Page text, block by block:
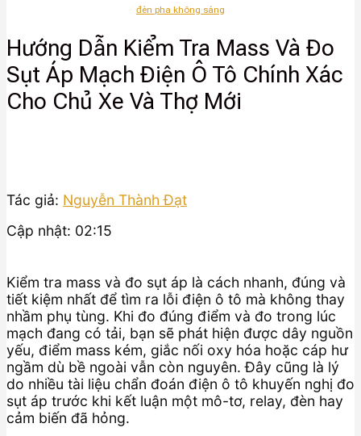
đèn pha không sáng
Hướng Dẫn Kiểm Tra Mass Và Đo
Sụt Áp Mạch Điện Ô Tô Chính Xác
Cho Chủ Xe Và Thợ Mới
Tác giả: Nguyễn Thành Đạt
Cập nhật: 02:15
Kiểm tra mass và đo sụt áp là cách nhanh, đúng và
tiết kiệm nhất để tìm ra lỗi điện ô tô mà không thay
nhầm phụ tùng. Khi đo đúng điểm và đo trong lúc
mạch đang có tải, bạn sẽ phát hiện được dây nguồn
yếu, điểm mass kém, giắc nối oxy hóa hoặc cáp hư
ngầm dù bề ngoài vẫn còn nguyên. Đây cũng là lý
do nhiều tài liệu chẩn đoán điện ô tô khuyến nghị đo
sụt áp trước khi kết luận một mô-tơ, relay, đèn hay
cảm biến đã hỏng.